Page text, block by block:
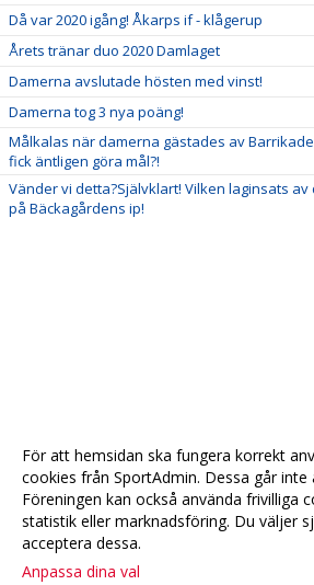
Då var 2020 igång! Åkarps if - klågerup
Årets tränar duo 2020 Damlaget
Damerna avslutade hösten med vinst!
Damerna tog 3 nya poäng!
Målkalas när damerna gästades av
fick äntligen göra mål?!
Vänder vi detta?Självklart! Vilken laginsats av
på Bäckagårdens ip!
För att hemsidan ska fungera korrekt
cookies från SportAdmin. Dessa går inte
Föreningen kan också använda frivilliga
statistik eller marknadsföring. Du väljer
acceptera dessa.
Anpassa dina val